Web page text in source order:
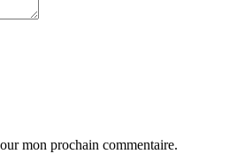
mon prochain commentaire.